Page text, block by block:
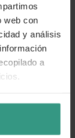
web con
y análisis
a